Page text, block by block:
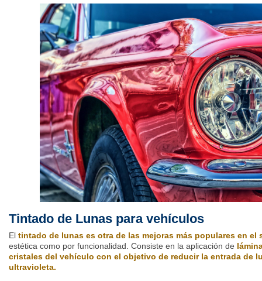
Tintado de Lunas para vehículos
El tintado de lunas es otra de las mejoras más populares en el
estética como por funcionalidad. Consiste en la aplicación de
cristales del vehículo con el objetivo de reducir la entrada de
ultravioleta.